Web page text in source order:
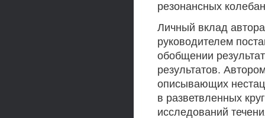
резонансных
Личный вклад
руководителем
обобщении
результатов.
описывающих
в разветвленных
исследований